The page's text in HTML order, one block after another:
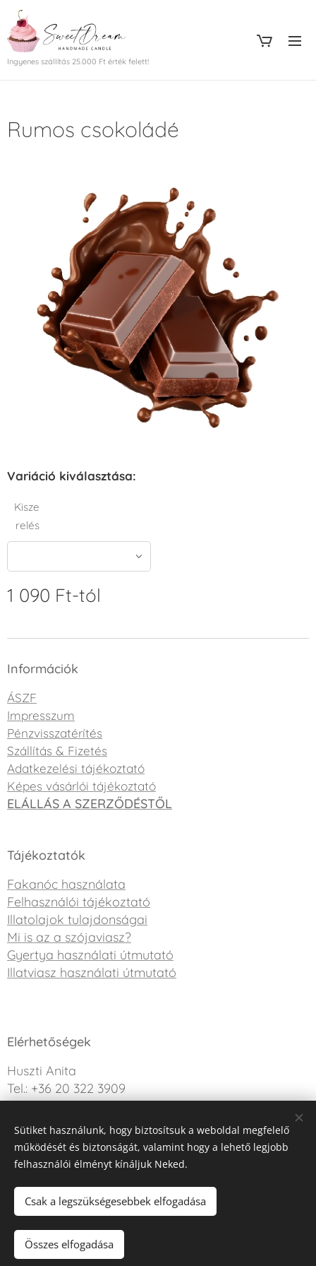
Ingyenes szállítás 25.000 Ft érték felett!
Rumos csokoládé
Variáció kiválasztása:
Kisze
relés
1 090 Ft-tól
Információk
ÁSZF
Impresszum
Pénzvisszatérítés
Szállítás & Fizetés
Adatkezelési tájékoztató
Képes vásárlói tájékoztató
ELÁLLÁS A SZERZŐDÉSTŐL
Tájékoztatók
Fakanóc használata
Felhasználói tájékoztató
Illatolajok tulajdonságai
Mi is az a szójaviasz?
Gyertya használati útmutató
Illatviasz használati útmutató
Elérhetőségek
Huszti Anita
Tel.: +36 20 322 3909
Kérdésed van? Írj nekünk!
Az oldalt a Webnode működteti
Sütiket használunk, hogy biztosítsuk a weboldal megfelelő
működését és biztonságát, valamint hogy a lehető legjobb
felhasználói élményt kínáljuk Neked.
Csak a legszükségesebbek elfogadása
Összes elfogadása